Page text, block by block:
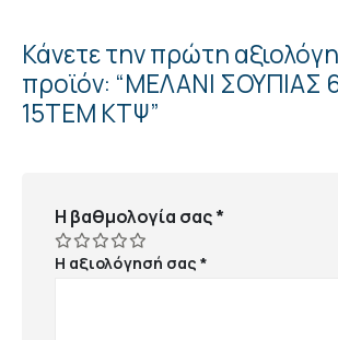
Κάνετε την πρώτη
προϊόν: “ΜΕΛΑΝΙ ΣΟΥΠΙΑΣ
15ΤΕΜ ΚΤΨ”
Η βαθμολογία σας*
Η αξιολόγησή σας*